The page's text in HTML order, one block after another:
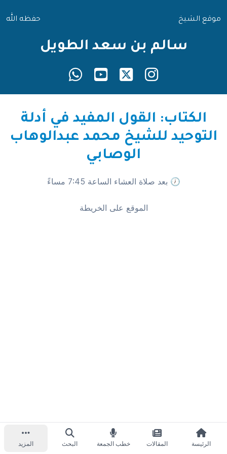
موقع الشيخ حفظه الله
سالم بن سعد الطويل
الكتاب: القول المفيد في أدلة
التوحيد للشيخ محمد عبدالوهاب
الوصابي
🕖 بعد صلاة العشاء الساعة 7:45 مساءً
الموقع على الخريطة
الرئيسة المقالات خطب الجمعة البحث المزيد